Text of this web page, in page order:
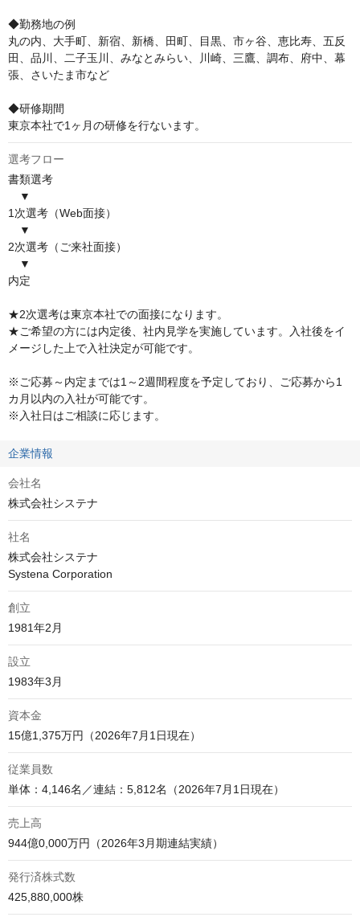
◆勤務地の例
丸の内、大手町、新宿、新橋、田町、目黒、市ヶ谷、恵比寿、五反
田、品川、二子玉川、みなとみらい、川崎、三鷹、調布、府中、幕
張、さいたま市など
◆研修期間
東京本社で1ヶ月の研修を行ないます。
選考フロー
書類選考
▼
1次選考（Web面接）
▼
2次選考（ご来社面接）
▼
内定
★2次選考は東京本社での面接になります。
★ご希望の方には内定後、社内見学を実施しています。入社後をイ
メージした上で入社決定が可能です。
※ご応募～内定までは1～2週間程度を予定しており、ご応募から1
カ月以内の入社が可能です。
※入社日はご相談に応じます。
企業情報
会社名
株式会社システナ
社名
株式会社システナ
Systena Corporation
創立
1981年2月
設立
資本金
15億1,375万円（2026年7月1日現在）
従業員数
単体：4,146名／連結：5,812名（2026年7月1日現在）
売上高
944億0,000万円（2026年3月期連結実績）
発行済株式数
425,880,000株